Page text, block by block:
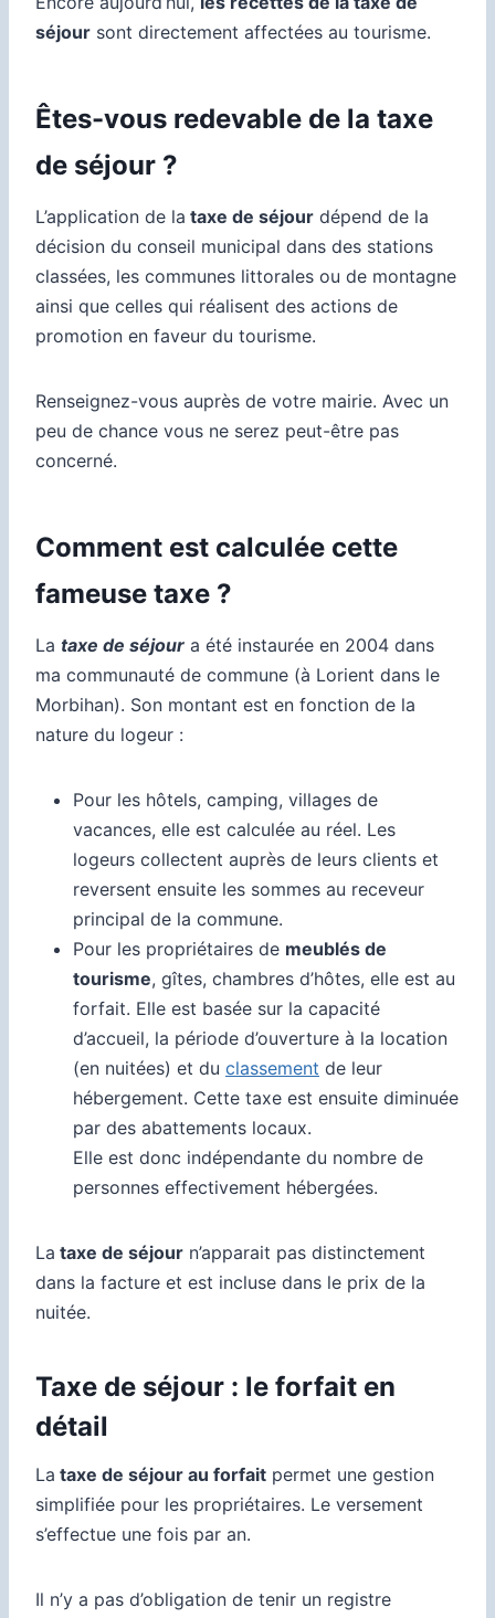
séjour sont directement affectées au tourisme.
Êtes-vous redevable de la taxe
de séjour ?
L’application de la taxe de séjour dépend de la
décision du conseil municipal dans des stations
classées, les communes littorales ou de montagne
ainsi que celles qui réalisent des actions de
promotion en faveur du tourisme.
Renseignez-vous auprès de votre mairie. Avec un
peu de chance vous ne serez peut-être pas
concerné.
Comment est calculée cette
fameuse taxe ?
La taxe de séjour a été instaurée en 2004 dans
ma communauté de commune (à Lorient dans le
Morbihan). Son montant est en fonction de la
nature du logeur :
Pour les hôtels, camping, villages de
vacances, elle est calculée au réel. Les
logeurs collectent auprès de leurs clients et
reversent ensuite les sommes au receveur
principal de la commune.
Pour les propriétaires de meublés de
tourisme, gîtes, chambres d’hôtes, elle est au
forfait. Elle est basée sur la capacité
d’accueil, la période d’ouverture à la location
(en nuitées) et du classement de leur
hébergement. Cette taxe est ensuite diminuée
par des abattements locaux.
Elle est donc indépendante du nombre de
personnes effectivement hébergées.
La taxe de séjour n’apparait pas distinctement
dans la facture et est incluse dans le prix de la
nuitée.
Taxe de séjour : le forfait en
détail
La taxe de séjour au forfait permet une gestion
simplifiée pour les propriétaires. Le versement
s’effectue une fois par an.
Il n’y a pas d’obligation de tenir un registre